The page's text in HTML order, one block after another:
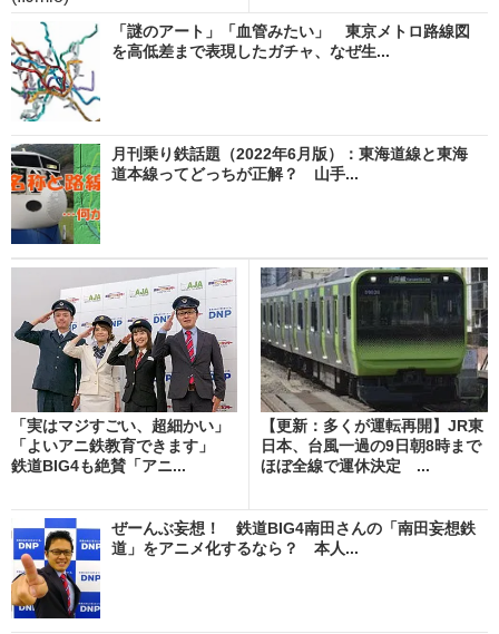
「謎のアート」「血管みたい」 東京メトロ路線図
を高低差まで表現したガチャ、なぜ生...
月刊乗り鉄話題（2022年6月版）：東海道線と東海
道本線ってどっちが正解？ 山手...
「実はマジすごい、超細かい」
「よいアニ鉄教育できます」
鉄道BIG4も絶賛「アニ...
【更新：多くが運転再開】JR東
日本、台風一過の9日朝8時まで
ほぼ全線で運休決定 ...
ぜーんぶ妄想！ 鉄道BIG4南田さんの「南田妄想鉄
道」をアニメ化するなら？ 本人...